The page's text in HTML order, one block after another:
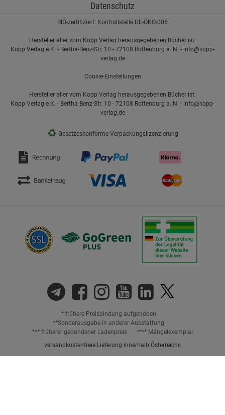
Datenschutz
BIO-zertifiziert: Kontrollstelle DE-ÖKO-006
Hersteller aller vom Kopp Verlag herausgegebenen Bücher ist:
Kopp Verlag e.K. - Bertha-Benz-Str. 10 - 72108 Rottenburg a. N. - info@kopp-
verlag.de
Cookie-Einstellungen
Hersteller aller vom Kopp Verlag herausgegebenen Bücher ist:
Kopp Verlag e.K. - Bertha-Benz-Str. 10 - 72108 Rottenburg a. N. - info@kopp-
verlag.de
♻ Gesetzeskonforme Verpackungslizenzierung
* frühere Preisbindung aufgehoben
**Sonderausgabe in anderer Ausstattung
*** früherer gebundener Ladenpreis
**** Mängelexemplar
versandkostenfreie Lieferung innerhalb Österreichs